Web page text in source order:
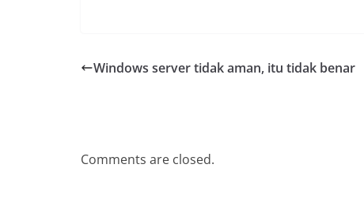
Windows server tidak aman, itu tidak benar
Comments are closed.